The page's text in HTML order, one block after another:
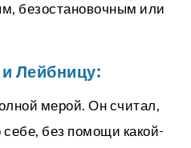
безостановочным или
Лейбницу:
мерой. Он считал,
себе, без помощи какой-